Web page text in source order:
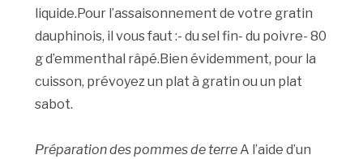
liquide.Pour l’assaisonnement de votre gratin
dauphinois, il vous faut :- du sel fin- du poivre- 80
g d’emmenthal râpé.Bien évidemment, pour la
cuisson, prévoyez un plat à gratin ou un plat
sabot.
Préparation des pommes de terreA l’aide d’un